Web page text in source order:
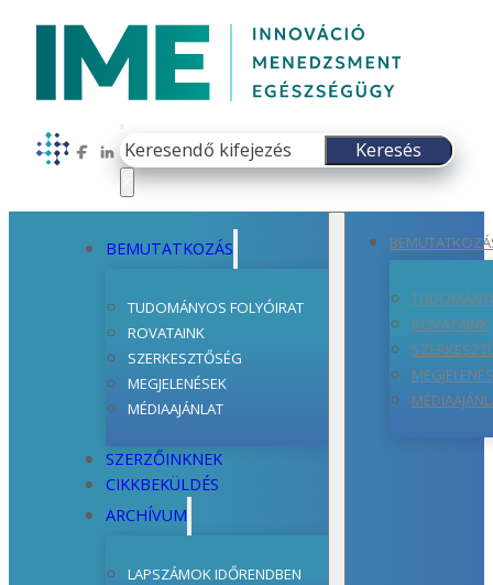
Follow us on Facebook
Follow us on LinkedIn
Keresés
Keresés
BEMUTATKOZÁS
TUDOMÁNYOS FOLYÓIRAT
ROVATAINK
SZERKESZTŐSÉG
MEGJELENÉSEK
MÉDIAAJÁNLAT
SZERZŐINKNEK
CIKKBEKÜLDÉS
ARCHÍVUM
LAPSZÁMOK IDŐRENDBEN
ROVATAINK